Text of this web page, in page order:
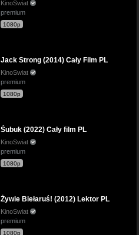
KinoSwiat
premium
1080p
Jack Strong (2014) Cały Film PL
KinoSwiat
premium
1080p
Śubuk (2022) Cały film PL
KinoSwiat
premium
1080p
Żywie Biełaruś! (2012) Lektor PL
KinoSwiat
premium
1080p